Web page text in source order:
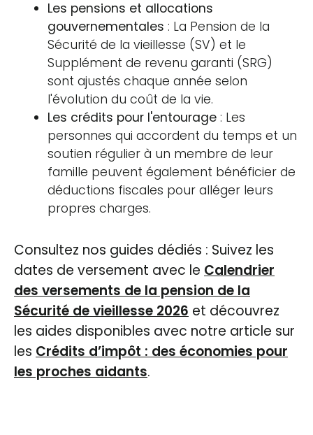
Les pensions et allocations
gouvernementales : La Pension de la
Sécurité de la vieillesse (SV) et le
Supplément de revenu garanti (SRG)
sont ajustés chaque année selon
l'évolution du coût de la vie.
Les crédits pour l'entourage : Les
personnes qui accordent du temps et un
soutien régulier à un membre de leur
famille peuvent également bénéficier de
déductions fiscales pour alléger leurs
propres charges.
Consultez nos guides dédiés : Suivez les
dates de versement avec le Calendrier
des versements de la pension de la
Sécurité de vieillesse 2026 et découvrez
les aides disponibles avec notre article sur
les Crédits d’impôt : des économies pour
les proches aidants.